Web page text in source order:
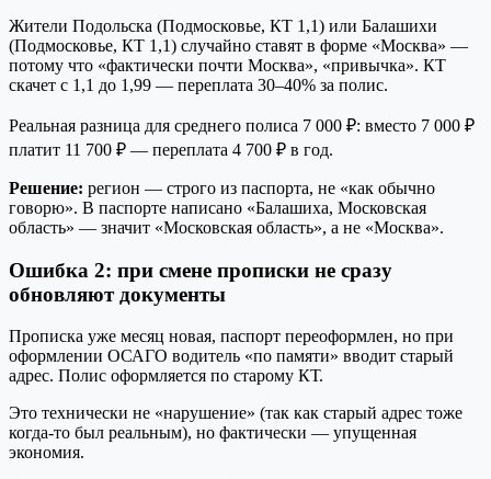
Жители Подольска (Подмосковье, КТ 1,1) или Балашихи
(Подмосковье, КТ 1,1) случайно ставят в форме «Москва» —
потому что «фактически почти Москва», «привычка». КТ
скачет с 1,1 до 1,99 — переплата 30–40% за полис.
Реальная разница для среднего полиса 7 000 ₽: вместо 7 000 ₽
платит 11 700 ₽ — переплата 4 700 ₽ в год.
Решение: регион — строго из паспорта, не «как обычно
говорю». В паспорте написано «Балашиха, Московская
область» — значит «Московская область», а не «Москва».
Ошибка 2: при смене прописки не сразу
обновляют документы
Прописка уже месяц новая, паспорт переоформлен, но при
оформлении ОСАГО водитель «по памяти» вводит старый
адрес. Полис оформляется по старому КТ.
Это технически не «нарушение» (так как старый адрес тоже
когда-то был реальным), но фактически — упущенная
экономия.